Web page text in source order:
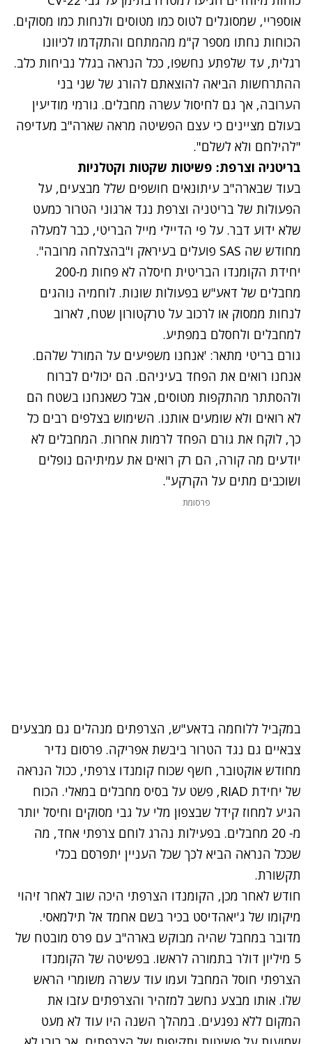
אוספריי, שמסוגלים לטוס כמו מטוסים ולנחות כמו מסוקים.
הכוחות נחתו מספר ק"מ מהמתחם והתקדמו לכיוונו
רגלית, עד שלפתע נחשפו, ככל הנראה בגלל נביחות כלב.
ההתרחשות הביאה להוצאתם להורג של שני בני
הערובה, אך גם לחיסול עשרה מחבלים. גורמי מודיעין
בעולם מציינים כי עצם הפשיטה מראה שארה"ב מעדיפה
"להילחם ולא לשלם".
בריטניה וצרפת: פשיטות שקטות וקטלניות
בעוד שבארה"ב עיתונאים חושפים שלל מבצעים, על
הפעולות של בריטניה וצרפת נגד ארגוני הטרור כמעט
שלא ידוע דבר. על פי הדיילי מייל הבריטי, כבר למעלה
מחודש שה SAS פועלים בעיראק ו"בהצלחה מרובה".
יחידת הקומנדו הבריטית חיסלה לא פחות מ-200
מחבלים של דאע"ש בפעולות שונות. לוחמיה נוהגים
לנחות ממסוק או לרכוב על טרקטורון שטח, לארוב
למחבלים ולחסלם במפתיע.
גורם בריטי מתאר: 'אנחנו משפיעים על המורל שלהם.
אנחנו רואים את הפחד בעיניהם. הם יכולים לברוח
ולהסתתר מהתקפות מטוסים, אבל כשאנחנו בשטח הם
לא רואים ולא שומעים אותנו. השימוש בצלפים רבים כל
כך, לוקח את גורם הפחד לרמות אחרות. המחבלים לא
יודעים מה קורה, הם רק רואים את עמיתיהם נופלים
ושוכבים מתים על הקרקע".
פרסומת
במקביל ללוחמה בדאע"ש, הצרפתים מנהלים גם מבצעים
צבאיים גם נגד הטרור ביבשת אפריקה. פרסום נדיר
מחודש אוקטובר, חשף שכוח קומנדו צרפתי, ככול הנראה
של יחידת RIAD, פשט על בסיס מחבלים במאלי. הכוח
הגיע למחוז קידל שבצפון מלי על גבי מסוקים וחיסל יותר
מ- 20 מחבלים. בפעילות נהרג לוחם צרפתי אחד, מה
שככל הנראה הביא לכך שכל העניין יתפרסם בכלי
תקשורת.
חודש לאחר מכן, הקומנדו הצרפתי היכה שוב לאחר זיהוי
מיקומו של ג'יאהדיסט בכיר בשם אחמד אל תילמאסי.
מדובר במחבל שהיה מבוקש בארה"ב עם פרס מובטח של
5 מיליון דולר בתמורה לראשו. בפשיטה של הקומנדו
הצרפתי חוסל המחבל ועמו עוד עשרה משומרי הראש
שלו. אותו מבצע נחשב למזהיר והצרפתים עזבו את
המקום ללא נפגעים. במהלך השנה היו עוד לא מעט